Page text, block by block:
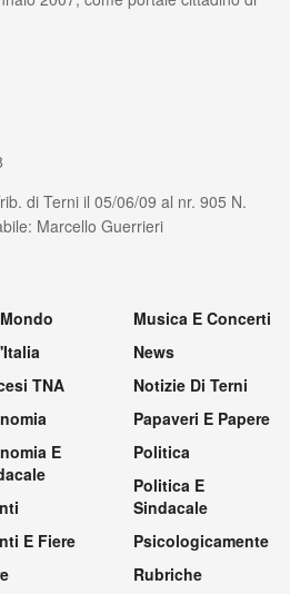
di Terni il 05/06/09 al nr. 905 N.
Marcello Guerrieri
TNA
E
E Fiere
Musica E Concerti
News
Notizie Di Terni
Papaveri E Papere
Politica
Politica E
Sindacale
Psicologicamente
Rubriche